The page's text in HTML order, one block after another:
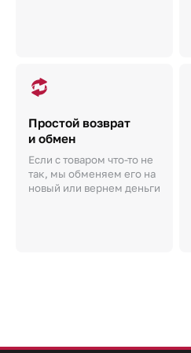
Простой возврат
и обмен
Если с товаром что-то не
так, мы обменяем его на
новый или вернем деньги